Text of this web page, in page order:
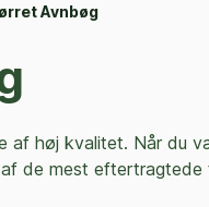
Avnbøg
af høj kvalitet. Når du
de mest